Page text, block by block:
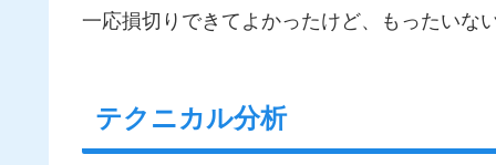
一応損切りできてよかったけど、もったいな
テクニカル分析